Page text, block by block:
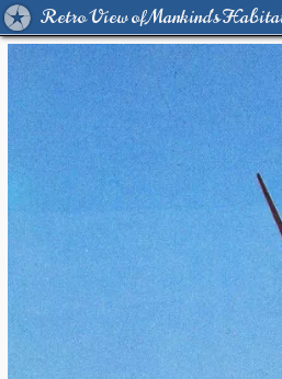
Retro View of Mankind's